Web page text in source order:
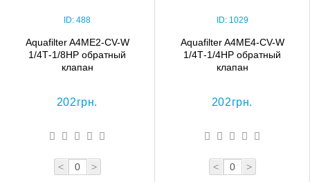
ID: 488
Aquafilter A4ME2-CV-W
1/4Т-1/8НР обратный
клапан
202грн.
< >
ID: 1029
Aquafilter A4ME4-CV-W
1/4Т-1/4НР обратный
клапан
202грн.
< >